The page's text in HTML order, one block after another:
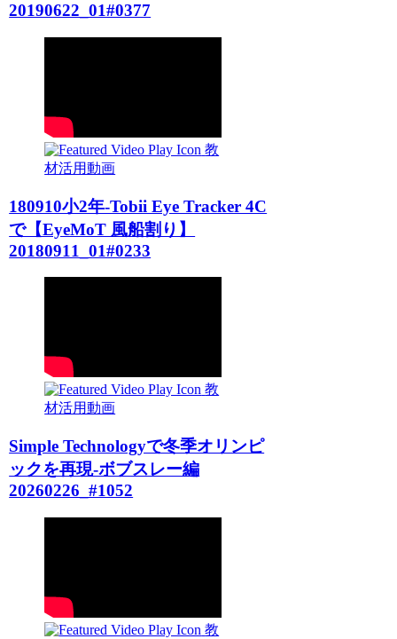
20190622_01#0377
教
材活用動画
180910小2年-Tobii Eye Tracker 4C
で【EyeMoT 風船割り】
20180911_01#0233
教
材活用動画
Simple Technologyで冬季オリンピ
ックを再現-ボブスレー編
20260226_#1052
教